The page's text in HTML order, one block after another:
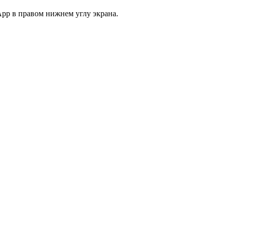
в правом нижнем углу экрана.